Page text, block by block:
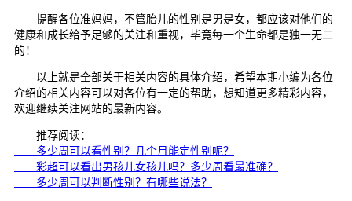
提醒各位准妈妈，不管胎儿的性别是男是女，都应该对他们的
健康和成长给予足够的关注和重视，毕竟每一个生命都是独一无二
的！
以上就是全部关于相关内容的具体介绍，希望本期小编为各位
介绍的相关内容可以对各位有一定的帮助，想知道更多精彩内容，
欢迎继续关注网站的最新内容。
推荐阅读：
多少周可以看性别？几个月能定性别呢？
彩超可以看出男孩儿女孩儿吗？多少周看最准确？
多少周可以判断性别？有哪些说法？